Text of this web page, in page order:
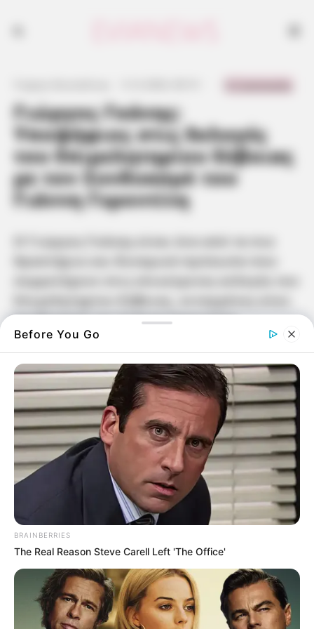
Γιώργος Γκάνης:
Υποψήφιος στις Εκλογές
του Επιμελητηρίου Εύβοιας
με τον Συνδυασμό του
Γιάννη Γεροντίτη
Ο Γιώργος Γκάνης είναι ένα από τα πιο
συμμετέχουν στις επικείμενες εκλογές του
Επιμελητηρίου Εύβοιας, ενταγμένος στον
συνδυασμό του Γιάννη Γεροντίτη.
Με βαθιά γνώση των τοπικών αναγκών και
εμπειρία στον επιχειρηματικό τομέα, ο
Γκάνης φιλοδοξεί να φέρει μια νέα πνοή στον
επιχειρηματικό κόσμο της περιοχής.
Ποιος είναι ο Γιώργος Γκάνης;
Ο Γιώργος Γκάνης είναι ένας καταξιωμένος
λογιστής με πολυετή εμπειρία στον κλάδο της
επιχειρηματικότητας και της ανάπτυξης.
Γνωστός για την προσήλωσή του στην
έχει συμβάλει ενεργά στη βελτίωση της
τοπικής οικονομίας μέσα από την εμπλοκή
του σε πρωτοβουλίες που αφορούν την
Before You Go
BRAINBERRIES
The Real Reason Steve Carell Left 'The Office'